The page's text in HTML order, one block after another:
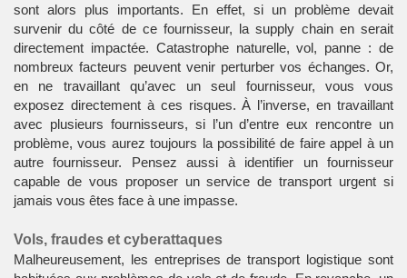
sont alors plus importants. En effet, si un problème devait
survenir du côté de ce fournisseur, la supply chain en serait
directement impactée. Catastrophe naturelle, vol, panne : de
nombreux facteurs peuvent venir perturber vos échanges. Or,
en ne travaillant qu’avec un seul fournisseur, vous vous
exposez directement à ces risques. À l’inverse, en travaillant
avec plusieurs fournisseurs, si l’un d’entre eux rencontre un
problème, vous aurez toujours la possibilité de faire appel à un
autre fournisseur. Pensez aussi à identifier un fournisseur
capable de vous proposer un service detransport urgent si
jamais vous êtes face à une impasse.
Vols, fraudes et cyberattaques
Malheureusement, les entreprises de transport logistique sont